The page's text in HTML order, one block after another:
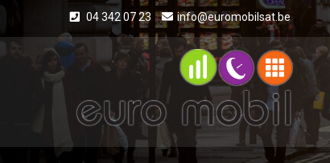
04 342 07 23 info@euromobilsat.be